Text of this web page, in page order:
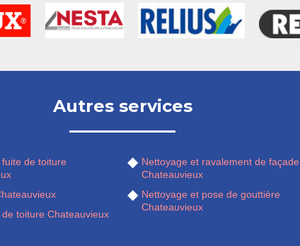
Autres services
de toiture
toiture Chateauvieux
Nettoyage et ravalement de façade
Chateauvieux
Nettoyage et pose de gouttière
Chateauvieux